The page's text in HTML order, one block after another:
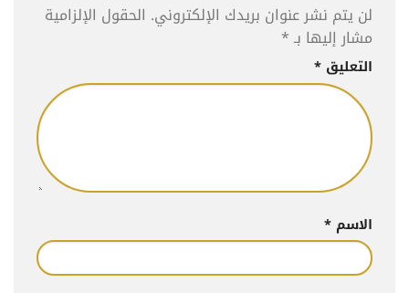
لن يتم نشر عنوان بريدك الإلكتروني. الحقول الإلزامية
مشار إليها بـ*
التعليق *
الاسم *